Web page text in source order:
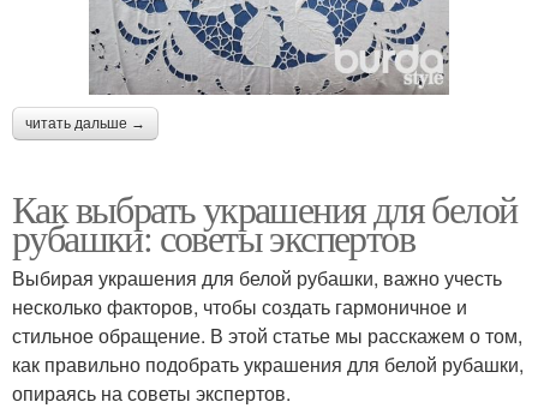
читать дальше →
Как выбрать украшения для белой
рубашки: советы экспертов
Выбирая украшения для белой рубашки, важно учесть
несколько факторов, чтобы создать гармоничное и
стильное обращение. В этой статье мы расскажем о том,
как правильно подобрать украшения для белой рубашки,
опираясь на советы экспертов.